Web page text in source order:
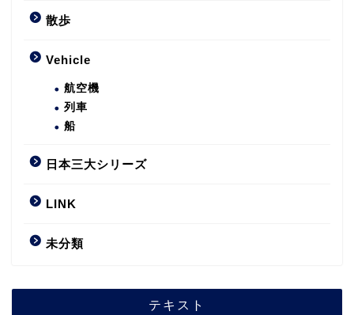
散歩
Vehicle
航空機
列車
船
日本三大シリーズ
LINK
未分類
テキスト